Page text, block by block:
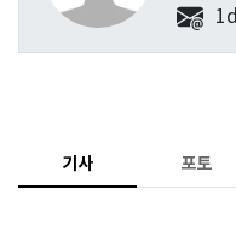
기사 포토